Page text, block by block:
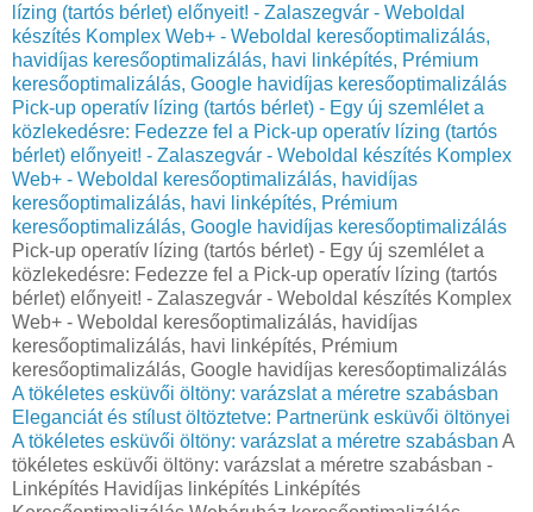
lízing (tartós bérlet) előnyeit! - Zalaszegvár - Weboldal
készítés Komplex Web+ - Weboldal keresőoptimalizálás,
havidíjas keresőoptimalizálás, havi linképítés, Prémium
keresőoptimalizálás, Google havidíjas keresőoptimalizálás
Pick-up operatív lízing (tartós bérlet) - Egy új szemlélet a
közlekedésre: Fedezze fel a Pick-up operatív lízing (tartós
bérlet) előnyeit! - Zalaszegvár - Weboldal készítés Komplex
Web+ - Weboldal keresőoptimalizálás, havidíjas
keresőoptimalizálás, havi linképítés, Prémium
keresőoptimalizálás, Google havidíjas keresőoptimalizálás
Pick-up operatív lízing (tartós bérlet) - Egy új szemlélet a
közlekedésre: Fedezze fel a Pick-up operatív lízing (tartós
bérlet) előnyeit! - Zalaszegvár - Weboldal készítés Komplex
Web+ - Weboldal keresőoptimalizálás, havidíjas
keresőoptimalizálás, havi linképítés, Prémium
keresőoptimalizálás, Google havidíjas keresőoptimalizálás
A tökéletes esküvői öltöny: varázslat a méretre szabásban
Eleganciát és stílust öltöztetve: Partnerünk esküvői öltönyei
A tökéletes esküvői öltöny: varázslat a méretre szabásban A
tökéletes esküvői öltöny: varázslat a méretre szabásban -
Linképítés Havidíjas linképítés Linképítés